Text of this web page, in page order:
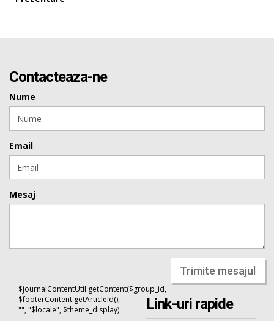
Contacteaza-ne
Nume
Email
Mesaj
Trimite mesajul
$journalContentUtil.getContent($group_id,
$footerContent.getArticleId(),
"", "$locale", $theme_display)
Link-uri rapide